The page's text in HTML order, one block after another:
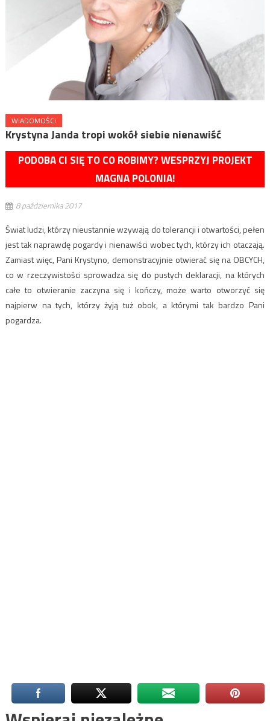
WIADOMOŚCI
Krystyna Janda tropi wokół siebie nienawiść
PODOBA CI SIĘ TO CO ROBIMY? WESPRZYJ PROJEKT
MAGNA POLONIA!
8 października 2017
Świat ludzi, którzy nieustannie wzywają do tolerancji i otwartości, pełen
jest tak naprawdę pogardy i nienawiści wobec tych, którzy ich otaczają.
Zamiast więc, Pani Krystyno, demonstracyjnie otwierać się na OBCYCH,
co w rzeczywistości sprowadza się do pustych deklaracji, na których
całe to otwieranie zaczyna się i kończy, może warto otworzyć się
najpierw na tych, którzy żyją tuż obok, a którymi tak bardzo Pani
pogardza.